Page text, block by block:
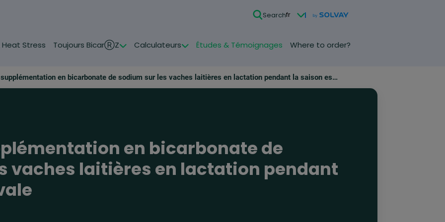
Searchfr
Stress Toujours BicarⓇZ Calculateurs Études & Témoignages Where to order?
Effet de la supplémentation en bicarbonate de sodium sur les vaches laitières en lactation pendant la saison estivale
en bicarbonate de
vaches laitières en lactation pendant